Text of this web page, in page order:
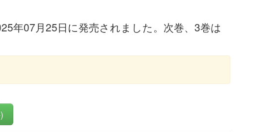
年07月25日に発売されました。次巻、3巻は